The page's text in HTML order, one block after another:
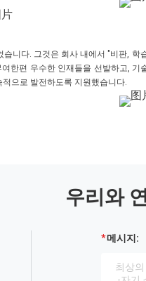
습니다. 그것은 회사 내에서 "비판,
한편 우수한 인재들을 선발하고,
으로 발전하도록 지원했습니다.
우리와
메시지: